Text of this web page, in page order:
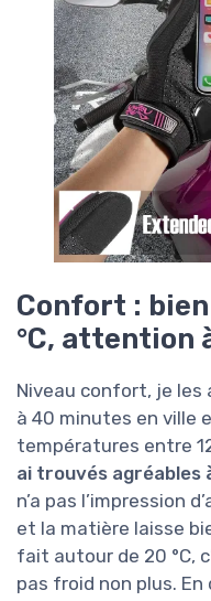
Confort :
°C, attention
Niveau confort, je
à 40 minutes en ville
températures entre
ai trouvés agréables
n’a pas l’impression
et la matière laisse
fait autour de 20 °C,
pas froid non plus. En